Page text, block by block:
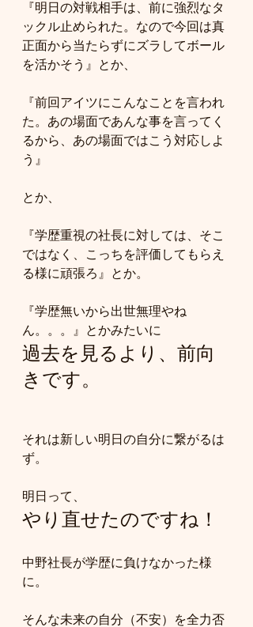
『明日の対戦相手は、前に強烈なタ
ックル止められた。なので今回は真
正面から当たらずにズラしてボール
を活かそう』とか、
『前回アイツにこんなことを言われ
た。あの場面であんな事を言ってく
るから、あの場面ではこう対応しよ
う』
とか、
『学歴重視の社長に対しては、そこ
ではなく、こっちを評価してもらえ
る様に頑張ろ』とか。
『学歴無いから出世無理やね
ん。。。』とかみたいに
過去を見るより、前向
きです。
それは新しい明日の自分に繋がるは
ず。
明日って、
やり直せたのですね！
中野社長が学歴に負けなかった様
に。
そんな未来の自分（不安）を全力否